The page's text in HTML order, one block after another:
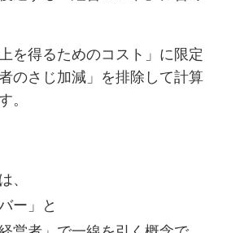
を得るためのコスト」に限定
のさじ加減」を排除して計算
。
、
ー」と